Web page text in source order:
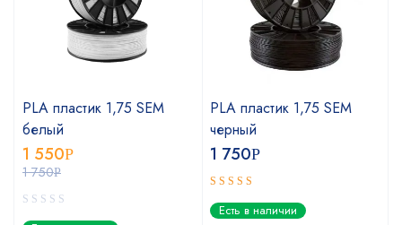
PLA пластик 1,75 SEM
белый
1 750Р
1 550Р
PLA пластик 1,75 SEM
черный
1 750Р
Оценка
5.00из 5
Есть в наличии